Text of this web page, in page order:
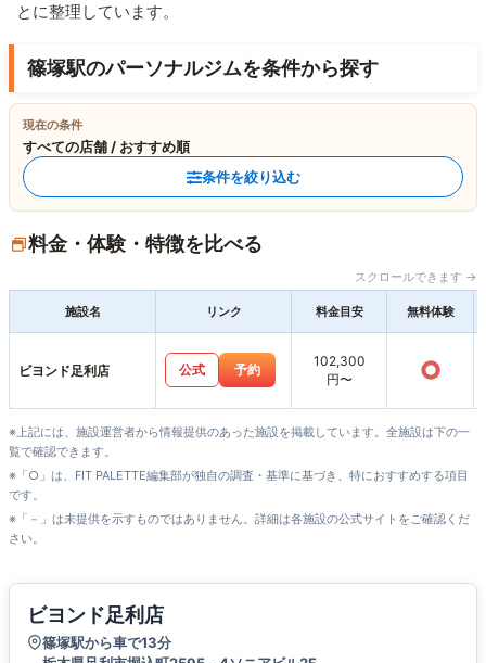
とに整理しています。
篠塚駅のパーソナルジムを条件から探す
現在の条件
すべての店舗 / おすすめ順
条件を絞り込む
料金・体験・特徴を比べる
スクロールできます →
施設名 リンク 料金目安 無料体験
ビヨンド足利店 公式 予約
102,300
円〜
○
※上記には、施設運営者から情報提供のあった施設を掲載しています。全施設は下の一
覧で確認できます。
※「○」は、FIT PALETTE編集部が独自の調査・基準に基づき、特におすすめする項目
です。
※「－」は未提供を示すものではありません。詳細は各施設の公式サイトをご確認くだ
さい。
ビヨンド足利店
篠塚駅から車で13分